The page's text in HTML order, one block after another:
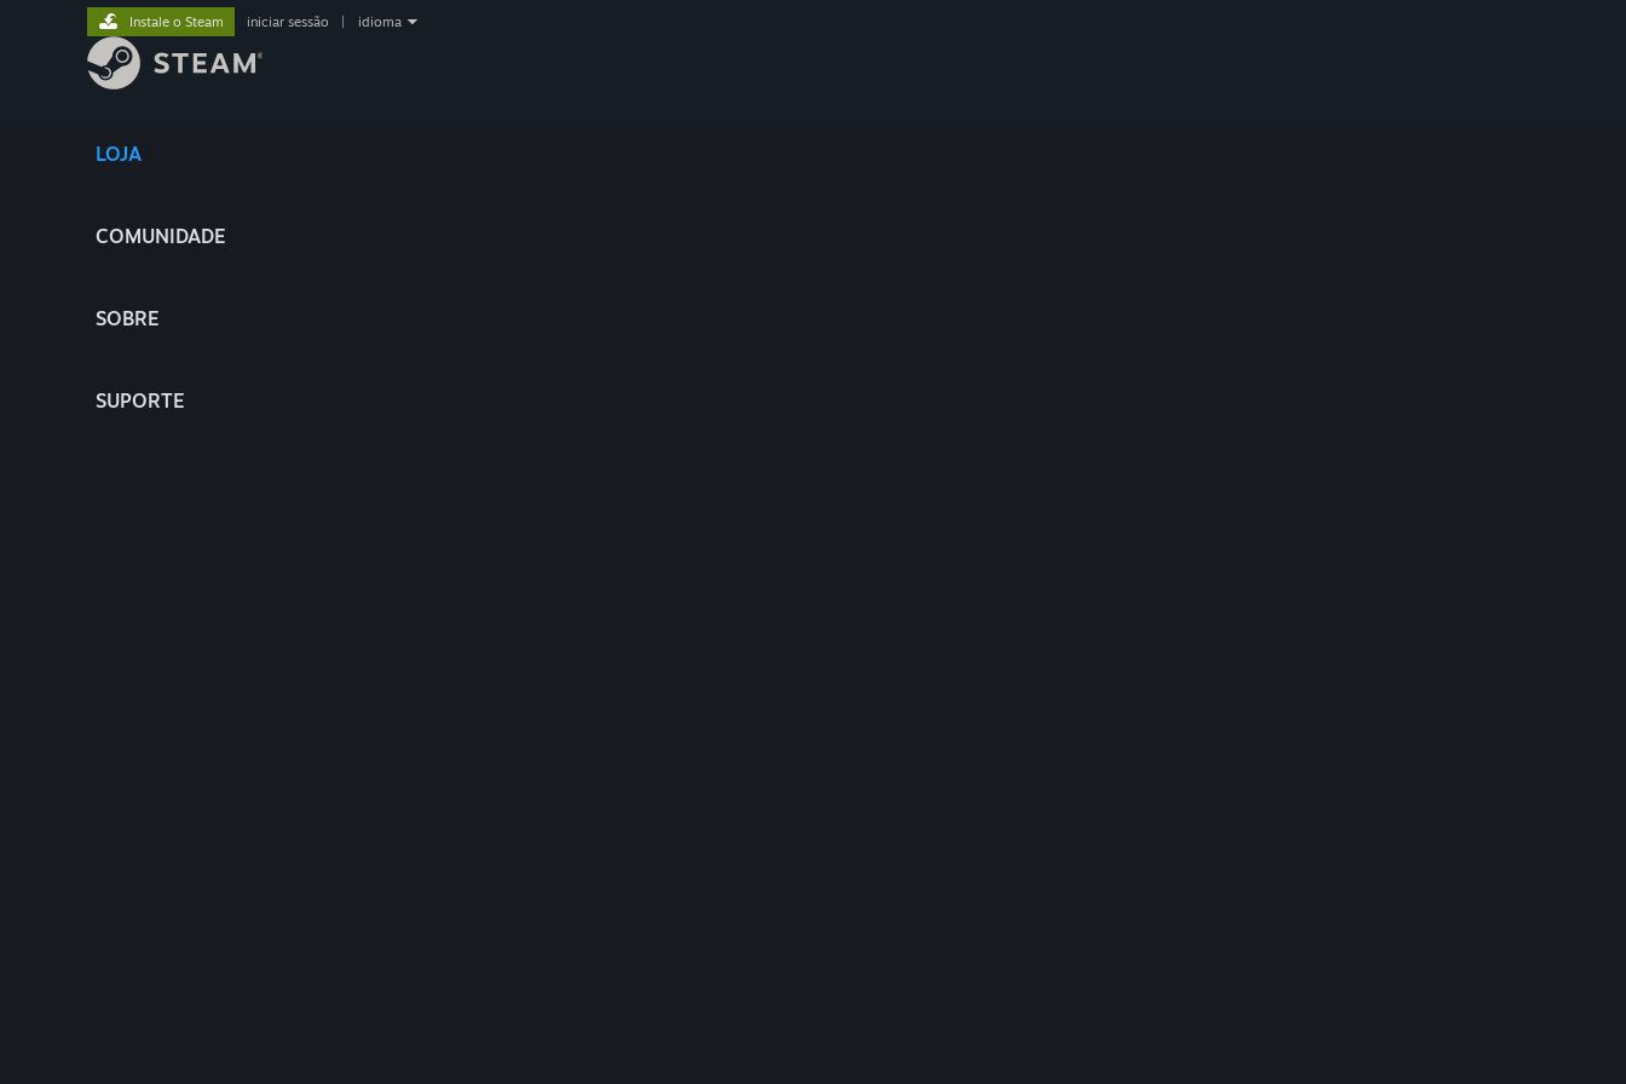
LOJA
COMUNIDADE
SOBRE
SUPORTE
Instale o Steam iniciar sessão idioma